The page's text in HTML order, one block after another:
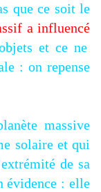
que ce soit le
a influencé
et ce ne
: on repense
massive
solaire et qui
de sa
évidence : elle